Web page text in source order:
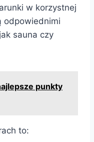
w korzystnej
odpowiednimi
sauna czy
punkty
to: